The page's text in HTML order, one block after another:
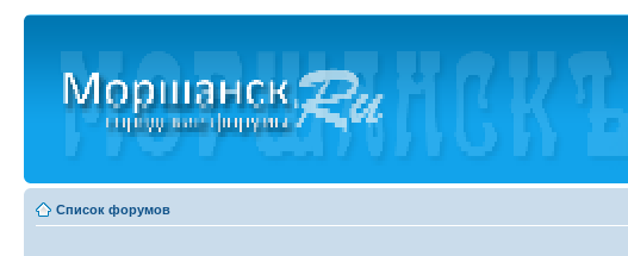
Список форумов